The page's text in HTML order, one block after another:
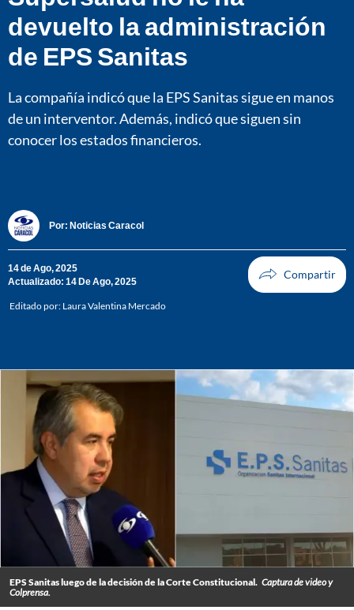
devuelto la administración
de EPS Sanitas
La compañía indicó que la EPS Sanitas sigue en manos
de un interventor. Además, indicó que siguen sin
conocer los estados financieros.
Por: Noticias Caracol
14 de Ago, 2025
Actualizado: 14 De Ago, 2025
Editado por: Laura Valentina Mercado
EPS Sanitas luego de la decisión de la Corte Constitucional. Captura de video y
Colprensa.